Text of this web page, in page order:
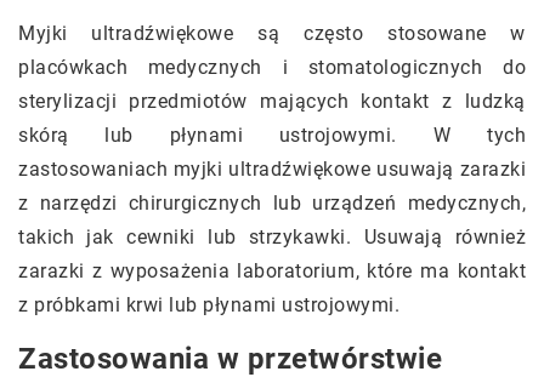
Myjki ultradźwiękowe są często stosowane w
placówkach medycznych i stomatologicznych do
sterylizacji przedmiotów mających kontakt z ludzką
skórą lub płynami ustrojowymi. W tych
zastosowaniach myjki ultradźwiękowe usuwają zarazki
z narzędzi chirurgicznych lub urządzeń medycznych,
takich jak cewniki lub strzykawki. Usuwają również
zarazki z wyposażenia laboratorium, które ma kontakt
z próbkami krwi lub płynami ustrojowymi.
Zastosowania w przetwórstwie